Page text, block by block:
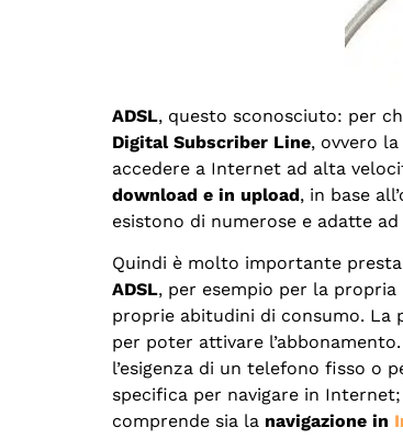
ADSL, questo sconosciuto: per
Digital Subscriber Line, ovvero
accedere a Internet ad alta
download e in upload, in base
esistono di numerose e adatte ad
Quindi è molto importante
ADSL, per esempio per la
proprie abitudini di consumo. La
per poter attivare
l’esigenza di un telefono fisso o
specifica per navigare in
comprende sia la navigazione in